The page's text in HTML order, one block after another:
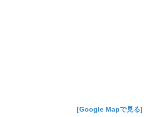
[Google Mapで見る]